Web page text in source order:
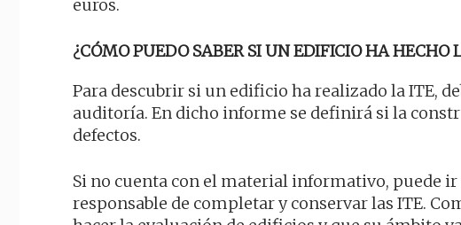
euros.
¿CÓMO PUEDO SABER SI UN EDIFICIO HA HECHO
Para descubrir si un edificio ha realizado la ITE,
auditoría. En dicho informe se definirá si la
defectos.
Si no cuenta con el material informativo, puede ir
responsable de completar y conservar las ITE.